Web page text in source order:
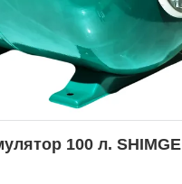
100 л. SHIMGE